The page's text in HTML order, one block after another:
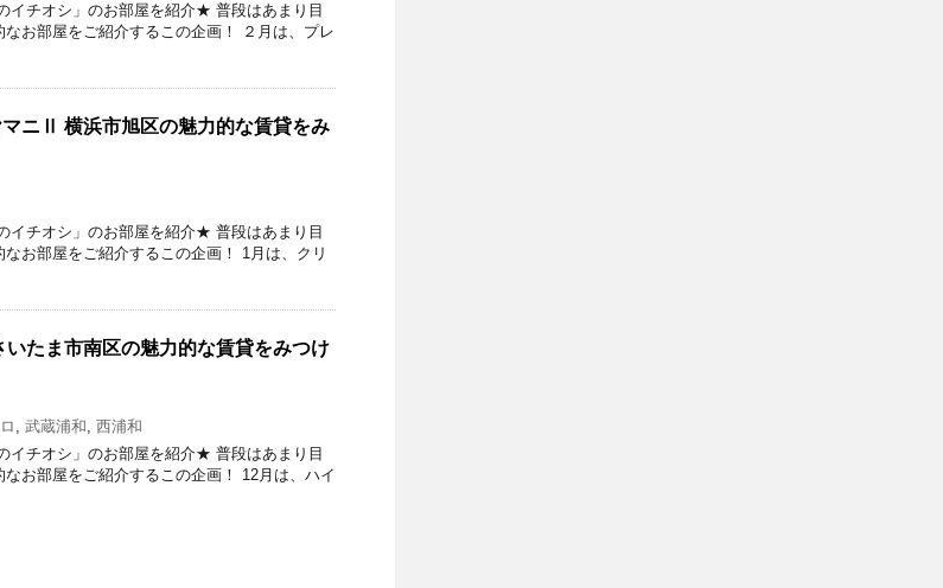
イチオシ」のお部屋を紹介★ 普段はあまり目
お部屋をご紹介するこの企画！ ２月は、プレ
マニⅡ 横浜市旭区の魅力的な賃貸をみ
イチオシ」のお部屋を紹介★ 普段はあまり目
お部屋をご紹介するこの企画！ 1月は、クリ
いたま市南区の魅力的な賃貸をみつけ
, 武蔵浦和, 西浦和
イチオシ」のお部屋を紹介★ 普段はあまり目
お部屋をご紹介するこの企画！ 12月は、ハイ